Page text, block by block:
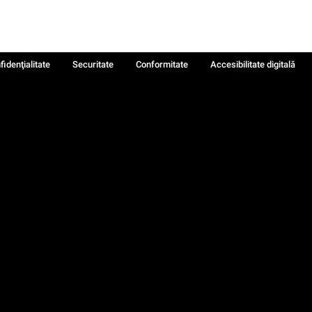
Securitate Conformitate
Accesibilitate digitală